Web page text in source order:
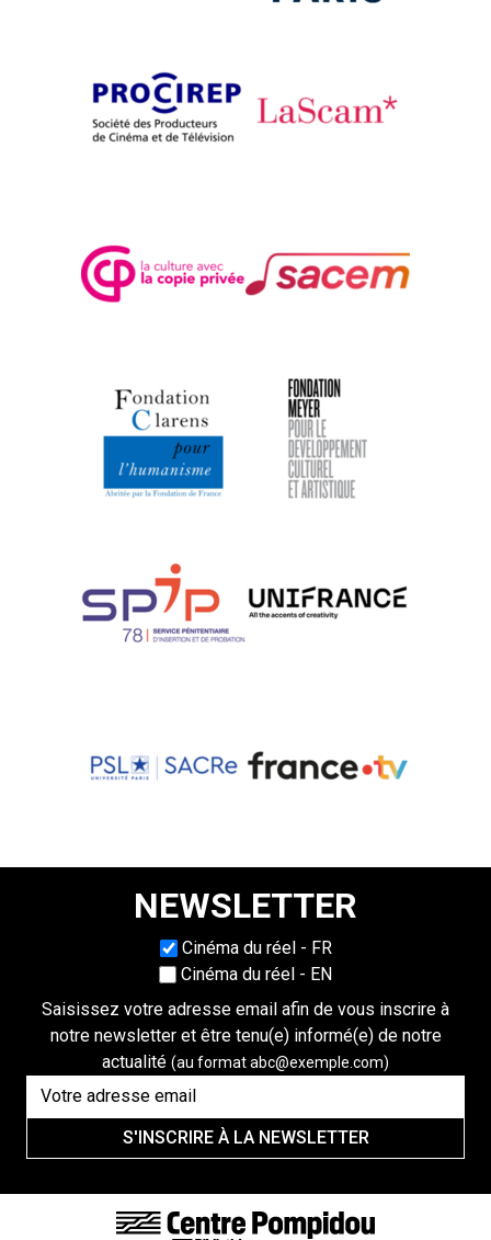
NEWSLETTER
Choisissez une langueCinéma du réel - FR
Cinéma du réel - EN
Saisissez votre adresse email afin de vous inscrire à
notre newsletter et être tenu(e) informé(e) de notre
actualité (au format abc@exemple.com)
S'INSCRIRE À LA NEWSLETTER
FOOTER LINKS